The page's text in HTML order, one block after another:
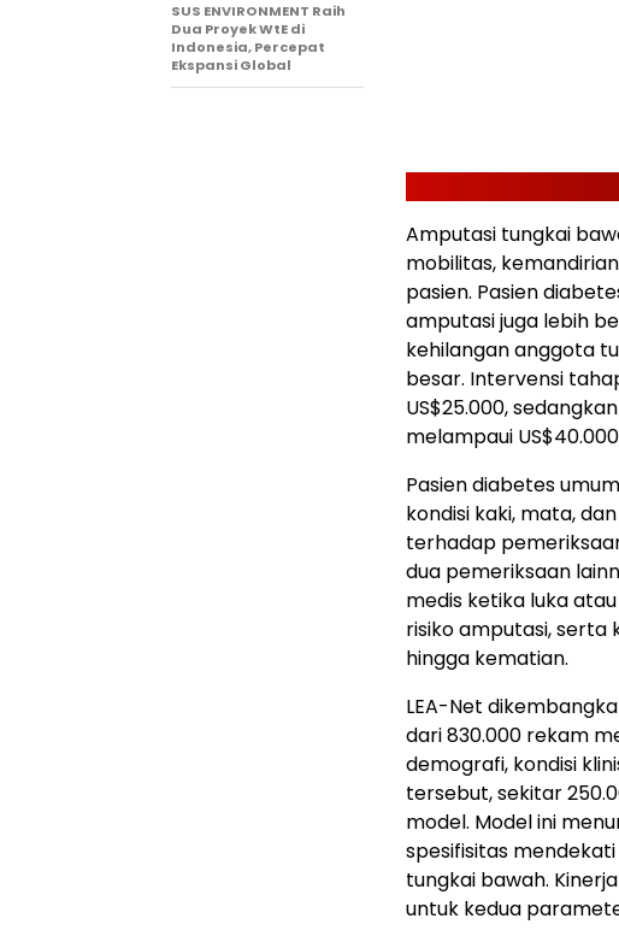
Amputasi tungkai
mobilitas,
pasien. Pasien
amputasi juga lebih
kehilangan anggota
besar. Intervensi
US$25.000,
melampaui
Pasien diabetes
kondisi kaki, mata,
terhadap
dua pemeriksaan
medis ketika luka
risiko amputasi, serta
hingga kematian.
LEA-Net
dari 830.000 rekam
demografi, kondisi
tersebut, sekitar
model. Model ini
spesifisitas
tungkai bawah.
untuk kedua
SUS ENVIRONMENT Raih
Dua Proyek WtE di
Indonesia, Percepat
Ekspansi Global